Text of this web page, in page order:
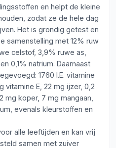
en helpt de kleine
zodat ze de hele dag
Het is grondig getest en
samenstelling met 12% ruw
celstof, 3,9% ruwe as,
0,1% natrium. Daarnaast
1760 I.E. vitamine
vitamine E, 22 mg ijzer, 0,2
mg koper, 7 mg mangaan,
evenals kleurstoffen en
alle leeftijden en kan vrij
samen met zuiver